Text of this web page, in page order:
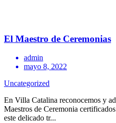
El Maestro de Ceremonias
admin
mayo 8, 2022
Uncategorized
En Villa Catalina reconocemos y
Maestros de Ceremonia
este delicado tr...